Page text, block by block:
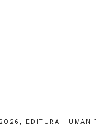
EDITURA